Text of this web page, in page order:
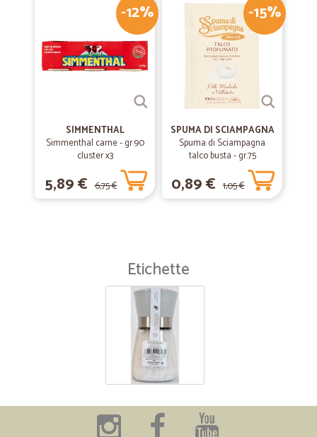
-12%
SIMMENTHAL
Simmenthal carne - gr.90
cluster x3
5,89 € 6,75 €
-15%
SPUMA DI SCIAMPAGNA
Spuma di Sciampagna
talco busta - gr.75
0,89 € 1,05 €
Etichette